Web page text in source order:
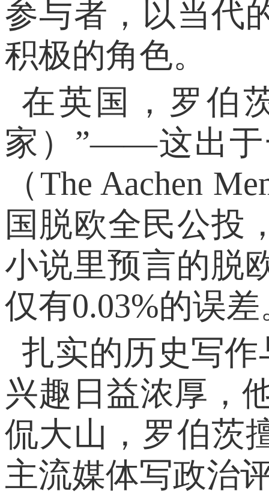
参与者，以当代
积极的角色。
在英国，罗伯
家）”——这出于
（The Aachen
国脱欧全民公投
小说里预言的脱
仅有0.03%的误差
扎实的历史写
兴趣日益浓厚，
侃大山，罗伯茨
主流媒体写政治